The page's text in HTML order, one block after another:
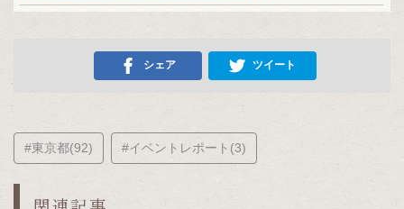
シェア ツイート
#東京都(92) #イベントレポート(3)